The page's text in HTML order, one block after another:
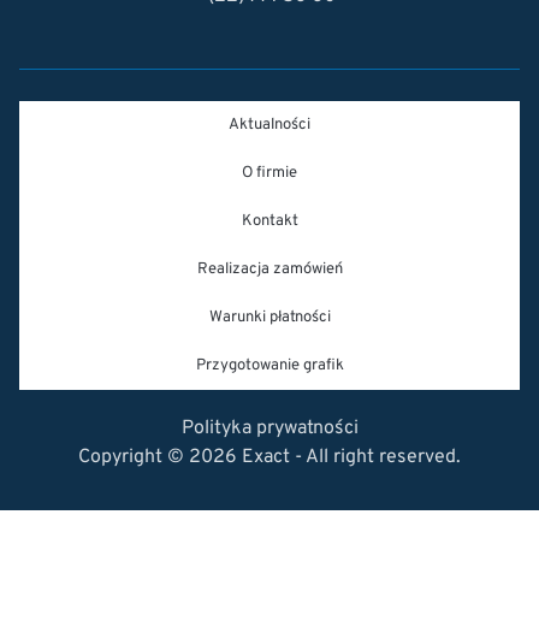
Aktualności
O firmie
Kontakt
Realizacja zamówień
Warunki płatności
Przygotowanie grafik
Polityka prywatności
Copyright © 2026 Exact - All right reserved.